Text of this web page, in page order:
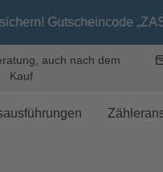
„ZAS7“ einfach
auch nach dem
Kauf